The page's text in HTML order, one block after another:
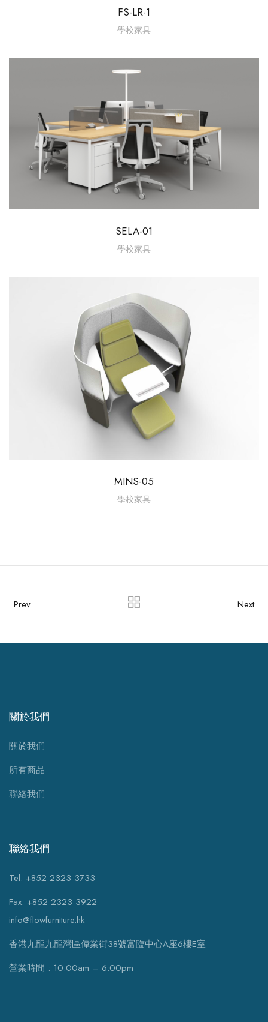
FS-LR-1
學校家具
SELA-01
學校家具
MINS-05
學校家具
Prev Next
關於我們
關於我們
所有商品
聯絡我們
聯絡我們
Tel: +852 2323 3733
Fax: +852 2323 3922
info@flowfurniture.hk
香港九龍九龍灣區偉業街38號富臨中心A座6樓E室
營業時間 : 10:00am – 6:00pm